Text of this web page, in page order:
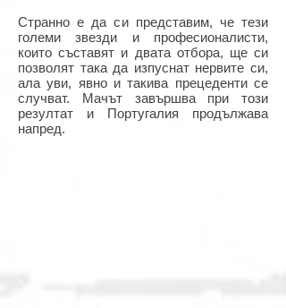
Странно е да си представим, че тези
големи звезди и професионалисти,
които съставят и двата отбора, ще си
позволят така да изпуснат нервите си,
ала уви, явно и такива прецеденти се
случват. Мачът завършва при този
резултат и Португалия продължава
напред.